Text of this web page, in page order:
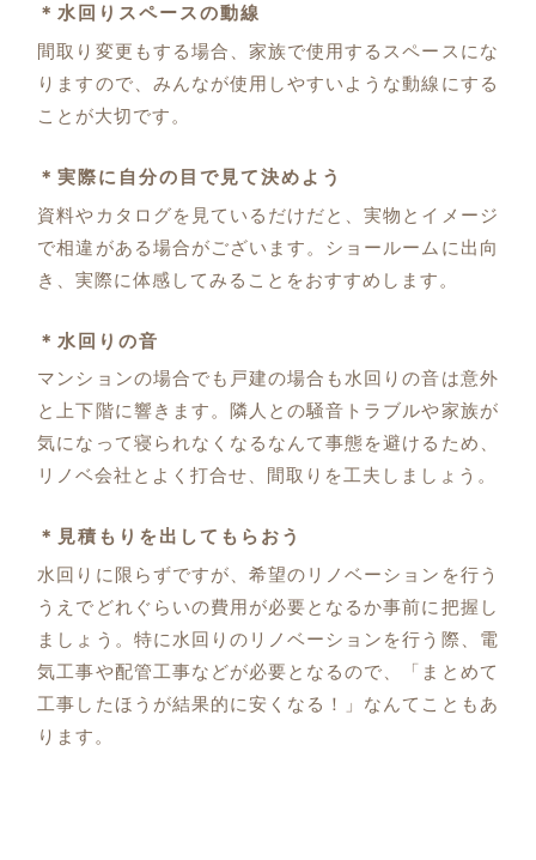
＊水回りスペースの動線
間取り変更もする場合、家族で使用するスペースにな
りますので、みんなが使用しやすいような動線にする
ことが大切です。
＊実際に自分の目で見て決めよう
資料やカタログを見ているだけだと、実物とイメージ
で相違がある場合がございます。ショールームに出向
き、実際に体感してみることをおすすめします。
＊水回りの音
マンションの場合でも戸建の場合も水回りの音は意外
と上下階に響きます。隣人との騒音トラブルや家族が
気になって寝られなくなるなんて事態を避けるため、
リノベ会社とよく打合せ、間取りを工夫しましょう。
＊見積もりを出してもらおう
水回りに限らずですが、希望のリノベーションを行う
うえでどれぐらいの費用が必要となるか事前に把握し
ましょう。特に水回りのリノベーションを行う際、電
気工事や配管工事などが必要となるので、「まとめて
工事したほうが結果的に安くなる！」なんてこともあ
ります。